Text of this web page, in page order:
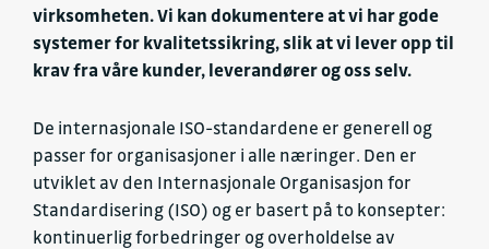
virksomheten. Vi kan dokumentere at vi har gode
systemer for kvalitetssikring, slik at vi lever opp til
krav fra våre kunder, leverandører og oss selv.
De internasjonale ISO-standardene er generell og
passer for organisasjoner i alle næringer. Den er
utviklet av den Internasjonale Organisasjon for
Standardisering (ISO) og er basert på to konsepter:
kontinuerlig forbedringer og overholdelse av